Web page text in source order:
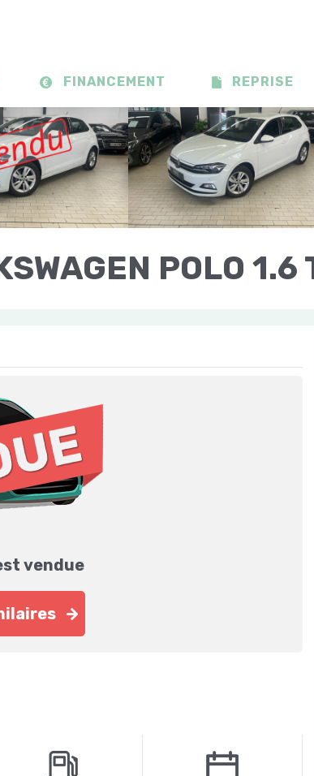
FINANCEMENT REPRISE
POLO
vendue